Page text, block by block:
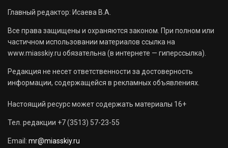
Главный редактор: Исаева В.А.
Все права защищены и охраняются законом. При полном или
частичном использовании материалов ссылка на
www.miasskiy.ru обязательна (в интернете — гиперссылка).
Редакция не несет ответственности за достоверность
информации, содержащейся в рекламных объявлениях.
Настоящий ресурс может содержать материалы 16+
Тел. редакции +7 (3513) 57-23-55
Email: mr@miasskiy.ru